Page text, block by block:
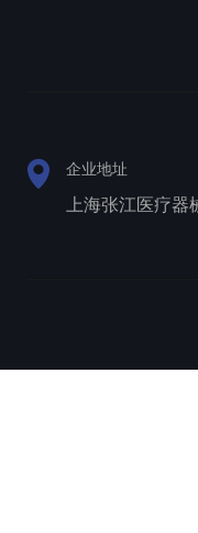
企业地址